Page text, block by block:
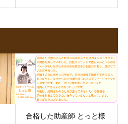
合格した助産師 とっと様